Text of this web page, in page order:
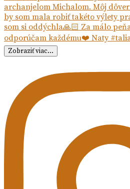
Zobraziť viac...